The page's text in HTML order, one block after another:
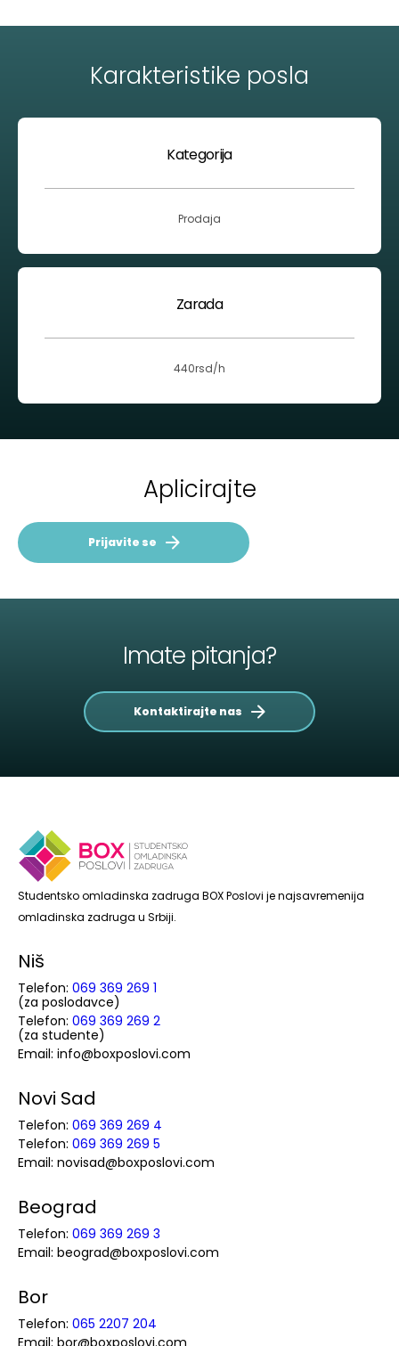
Karakteristike posla
Kategorija
Prodaja
Zarada
440rsd/h
Aplicirajte
Prijavite se
Imate pitanja?
Kontaktirajte nas
Studentsko omladinska zadruga BOX Poslovi je najsavremenija
omladinska zadruga u Srbiji.
Niš
Telefon: 069 369 269 1
(za poslodavce)
Telefon: 069 369 269 2
(za studente)
Email: info@boxposlovi.com
Novi Sad
Telefon: 069 369 269 4
Telefon: 069 369 269 5
Email: novisad@boxposlovi.com
Beograd
Telefon: 069 369 269 3
Email: beograd@boxposlovi.com
Bor
Telefon: 065 2207 204